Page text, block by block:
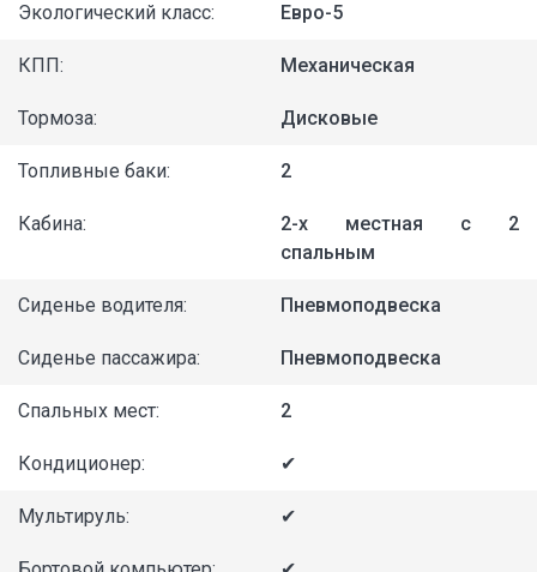
Экологический класс: Евро-5
КПП: Механическая
Тормоза: Дисковые
Топливные баки: 2
Кабина:
2-х местная с 2
спальным
Сиденье водителя: Пневмоподвеска
Сиденье пассажира: Пневмоподвеска
Спальных мест: 2
Кондиционер: ✔
Мультируль: ✔